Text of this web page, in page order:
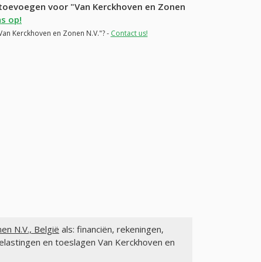
voor "Van Kerckhoven en Zonen
op!
Kerckhoven en Zonen N.V."? - Contact us!
N.V., België als: financiën, rekeningen,
en toeslagen Van Kerckhoven en